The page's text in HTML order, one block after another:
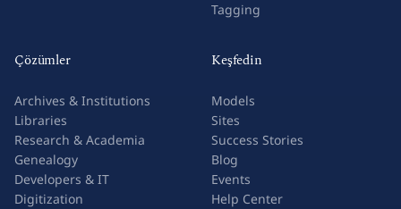
Tagging
Çözümler
Archives & Institutions
Libraries
Research & Academia
Genealogy
Developers & IT
Digitization
Keşfedin
Models
Sites
Success Stories
Blog
Events
Help Center